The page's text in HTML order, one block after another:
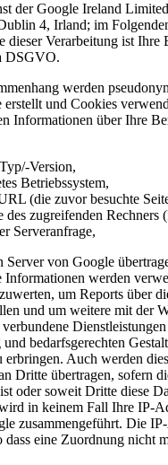
der Google Ireland
4, Irland; im
dieser Verarbeitung ist
DSGVO.
werden
und Cookies
Informationen über Ihre
Version,
Betriebssystem,
(die zuvor besuchte
des zugreifenden Rechners
Serveranfrage,
Server von Google
Informationen werden
um Reports über
und um weitere mit der
bedarfsgerechten
erbringen. Auch werden
Dritte übertragen, sofern
oder soweit Dritte diese
in keinem Fall Ihre IP-
zusammengeführt. Die
dass eine Zuordnung nicht